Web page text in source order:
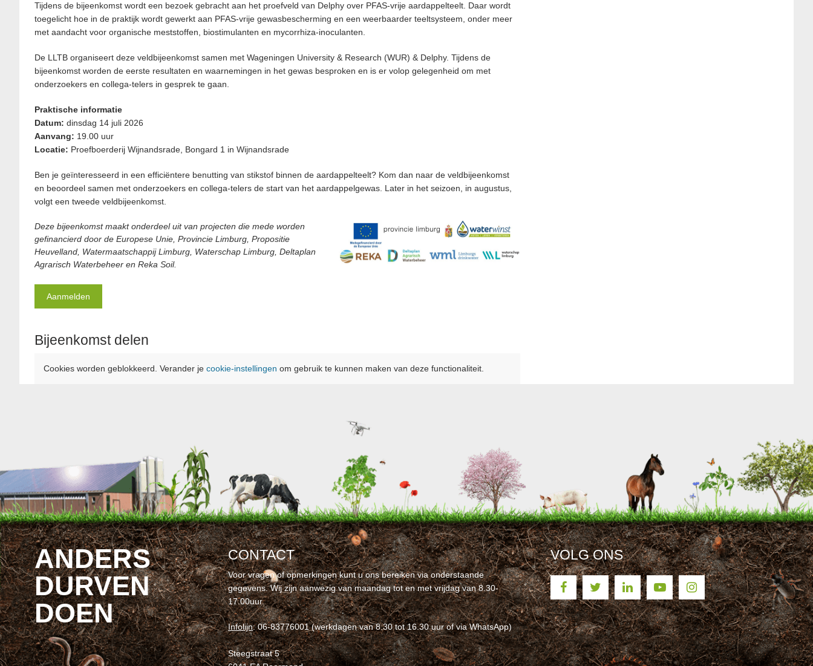
Tijdens de bijeenkomst wordt een bezoek gebracht aan het proefveld van Delphy over PFAS-vrije aardappelteelt. Daar wordt
toegelicht hoe in de praktijk wordt gewerkt aan PFAS-vrije gewasbescherming en een weerbaarder teeltsysteem, onder meer
met aandacht voor organische meststoffen, biostimulanten en mycorrhiza-inoculanten.
De LLTB organiseert deze veldbijeenkomst samen met Wageningen University & Research (WUR) & Delphy. Tijdens de
bijeenkomst worden de eerste resultaten en waarnemingen in het gewas besproken en is er volop gelegenheid om met
onderzoekers en collega-telers in gesprek te gaan.
Praktische informatie
Datum: dinsdag 14 juli 2026
Aanvang: 19.00 uur
Locatie: Proefboerderij Wijnandsrade, Bongard 1 in Wijnandsrade
Ben je geïnteresseerd in een efficiëntere benutting van stikstof binnen de aardappelteelt? Kom dan naar de veldbijeenkomst
en beoordeel samen met onderzoekers en collega-telers de start van het aardappelgewas. Later in het seizoen, in augustus,
volgt een tweede veldbijeenkomst.
Deze bijeenkomst maakt onderdeel uit van projecten die mede worden
gefinancierd door de Europese Unie, Provincie Limburg, Propositie
Heuvelland, Watermaatschappij Limburg, Waterschap Limburg, Deltaplan
Agrarisch Waterbeheer en Reka Soil.
Aanmelden
Bijeenkomst delen
Cookies worden geblokkeerd. Verander je cookie-instellingen om gebruik te kunnen maken van deze functionaliteit.
ANDERS
DURVEN
DOEN
CONTACT
Voor vragen of opmerkingen kunt u ons bereiken via onderstaande
gegevens. Wij zijn aanwezig van maandag tot en met vrijdag van 8.30-
17.00uur.
Infolijn: 06-83776001 (werkdagen van 8.30 tot 16.30 uur of via WhatsApp)
Steegstraat 5
VOLG ONS